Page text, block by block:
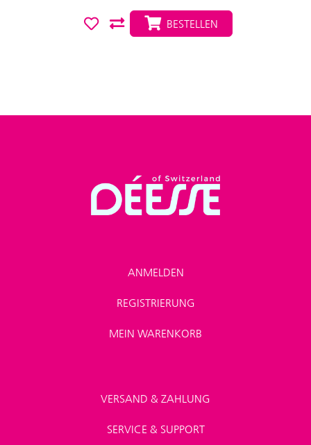
BESTELLEN
ANMELDEN
REGISTRIERUNG
MEIN WARENKORB
VERSAND & ZAHLUNG
SERVICE & SUPPORT